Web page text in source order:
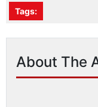
Tags:
About The